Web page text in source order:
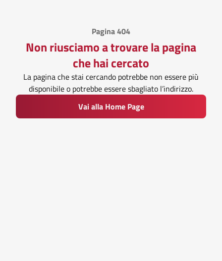
Pagina 404
Non riusciamo a trovare la pagina
che hai cercato
La pagina che stai cercando potrebbe non essere più
disponibile o potrebbe essere sbagliato l’indirizzo.
Vai alla Home Page